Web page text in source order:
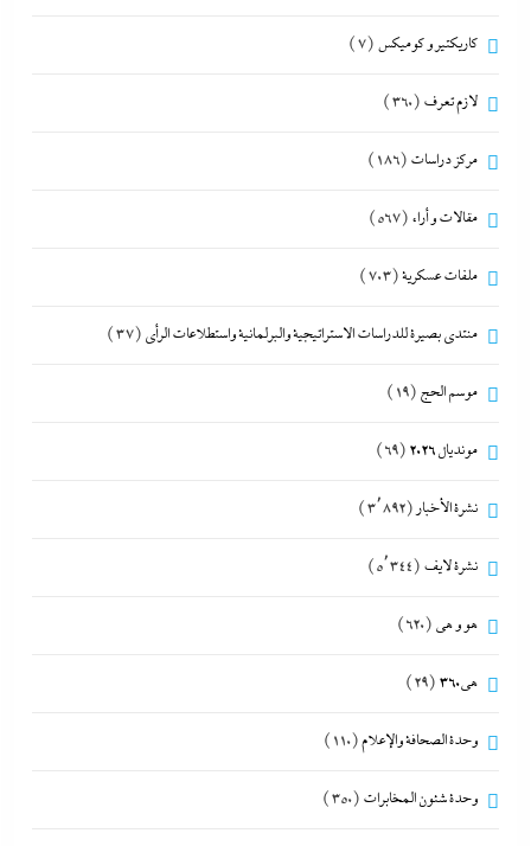
كاريكتير و كوميكس (7)
لازم تعرف (360)
مركز دراسات (186)
مقالات و أراء (567)
ملفات عسكرية(703)
منتدى بصيرة للدراسات الاستراتيجية والبرلمانية واستطلاعات الرأى (37)
موسم الحج (19)
مونديال 2026 (69)
نشرة الأخبار (3٬892)
نشرة لايف (5٬344)
هو و هي (620)
هى360 (29)
وحدة الصحافة والإعلام(110)
وحدة شئون المخابرات (350)